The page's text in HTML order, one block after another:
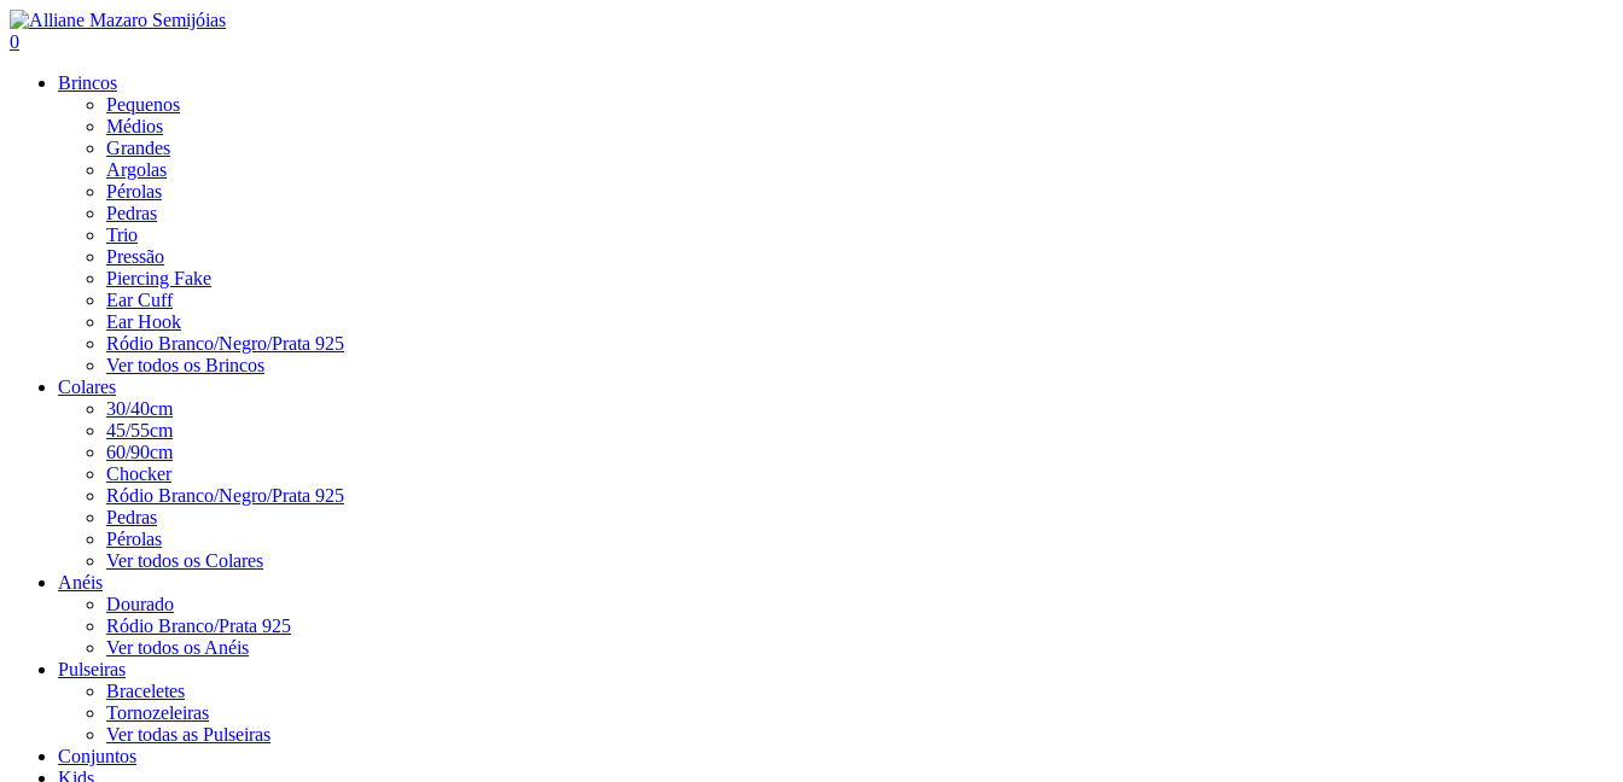
0
Brincos
Pequenos
Médios
Grandes
Argolas
Pérolas
Pedras
Trio
Pressão
Piercing Fake
Ear Cuff
Ear Hook
Ródio Branco/Negro/Prata 925
Ver todos os Brincos
Colares
30/40cm
45/55cm
60/90cm
Chocker
Ródio Branco/Negro/Prata 925
Pedras
Pérolas
Ver todos os Colares
Anéis
Dourado
Ródio Branco/Prata 925
Ver todos os Anéis
Pulseiras
Braceletes
Tornozeleiras
Ver todas as Pulseiras
Conjuntos
Kids